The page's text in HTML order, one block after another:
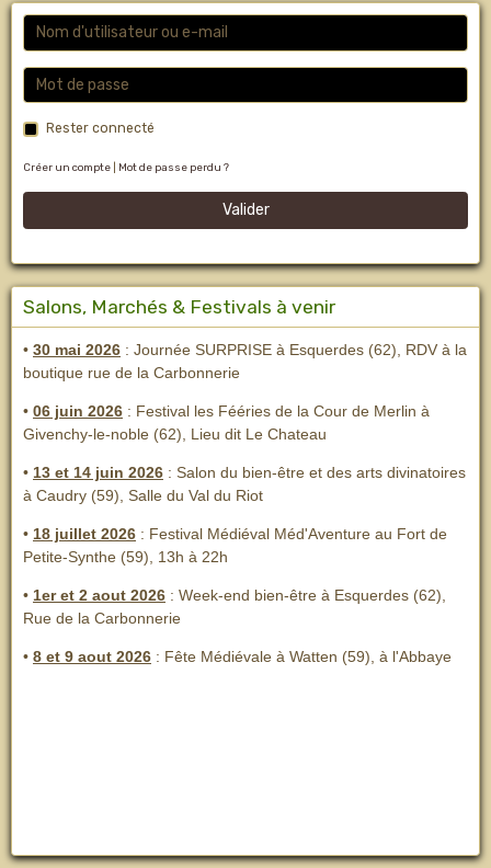
Rester connecté
Créer un compte Mot de passe perdu ?
Valider
Salons, Marchés & Festivals à venir
• 30 mai 2026 : Journée SURPRISE à Esquerdes (62), RDV à la
boutique rue de la Carbonnerie
• 06 juin 2026 : Festival les Fééries de la Cour de Merlin à
Givenchy-le-noble (62), Lieu dit Le Chateau
• 13 et 14 juin 2026 : Salon du bien-être et des arts divinatoires
à Caudry (59), Salle du Val du Riot
• 18 juillet 2026 : Festival Médiéval Méd'Aventure au Fort de
Petite-Synthe (59), 13h à 22h
• 1er et 2 aout 2026 : Week-end bien-être à Esquerdes (62),
Rue de la Carbonnerie
• 8 et 9 aout 2026 : Fête Médiévale à Watten (59), à l'Abbaye